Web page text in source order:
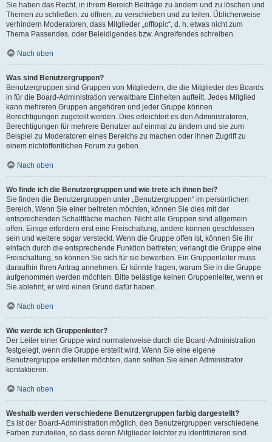
Sie haben das Recht, in ihrem Bereich Beiträge zu ändern und zu löschen und
Themen zu schließen, zu öffnen, zu verschieben und zu teilen. Üblicherweise
verhindern Moderatoren, dass Mitglieder „offtopic“, d. h. etwas nicht zum
Thema Passendes, oder Beleidigendes bzw. Angreifendes schreiben.
Nach oben
Was sind Benutzergruppen?
Benutzergruppen sind Gruppen von Mitgliedern, die die Mitglieder des Boards
in für die Board-Administration verwaltbare Einheiten aufteilt. Jedes Mitglied
kann mehreren Gruppen angehören und jeder Gruppe können
Berechtigungen zugeteilt werden. Dies erleichtert es den Administratoren,
Berechtigungen für mehrere Benutzer auf einmal zu ändern und sie zum
Beispiel zu Moderatoren eines Bereichs zu machen oder ihnen Zugriff zu
einem nichtöffentlichen Forum zu geben.
Nach oben
Wo finde ich die Benutzergruppen und wie trete ich ihnen bei?
Sie finden die Benutzergruppen unter „Benutzergruppen“ im persönlichen
Bereich. Wenn Sie einer beitreten möchten, können Sie dies mit der
entsprechenden Schaltfläche machen. Nicht alle Gruppen sind allgemein
offen. Einige erfordern erst eine Freischaltung, andere können geschlossen
sein und weitere sogar versteckt. Wenn die Gruppe offen ist, können Sie ihr
einfach durch die entsprechende Funktion beitreten; verlangt die Gruppe eine
Freischaltung, so können Sie sich für sie bewerben. Ein Gruppenleiter muss
daraufhin Ihren Antrag annehmen. Er könnte fragen, warum Sie in die Gruppe
aufgenommen werden möchten. Bitte belästige keinen Gruppenleiter, wenn er
Sie ablehnt, er wird einen Grund dafür haben.
Nach oben
Wie werde ich Gruppenleiter?
Der Leiter einer Gruppe wird normalerweise durch die Board-Administration
festgelegt, wenn die Gruppe erstellt wird. Wenn Sie eine eigene
Benutzergruppe erstellen möchten, dann sollten Sie einen Administrator
kontaktieren.
Nach oben
Weshalb werden verschiedene Benutzergruppen farbig dargestellt?
Es ist der Board-Administration möglich, den Benutzergruppen verschiedene
Farben zuzuteilen, so dass deren Mitglieder leichter zu identifizieren sind.